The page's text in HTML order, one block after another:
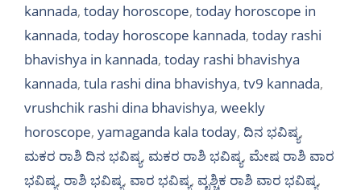
kannada, today horoscope, today horoscope in
kannada, today horoscope kannada, today rashi
bhavishya in kannada, today rashi bhavishya
kannada, tula rashi dina bhavishya, tv9 kannada,
vrushchik rashi dina bhavishya, weekly
horoscope, yamaganda kala today, ದಿನ ಭವಿಷ್ಯ,
ಮಕರ ರಾಶಿ ದಿನ ಭವಿಷ್ಯ, ಮಕರ ರಾಶಿ ಭವಿಷ್ಯ, ಮೇಷ ರಾಶಿ ವಾರ
ಭವಿಷ್ಯ, ರಾಶಿ ಭವಿಷ್ಯ, ವಾರ ಭವಿಷ್ಯ, ವೃಶ್ಚಿಕ ರಾಶಿ ವಾರ ಭವಿಷ್ಯ,